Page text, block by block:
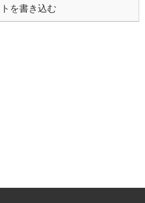
を書き込む